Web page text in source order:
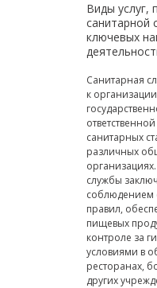
Виды услуг,
санитарной
ключевых
Санитарная
к
санитарных
различных
службы
соблюдением
правил,
пищевых
контроле за
условиями в
ресторанах,
других